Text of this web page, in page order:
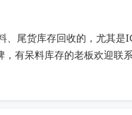
、尾货库存回收的，尤其
，有呆料库存的老板欢迎联